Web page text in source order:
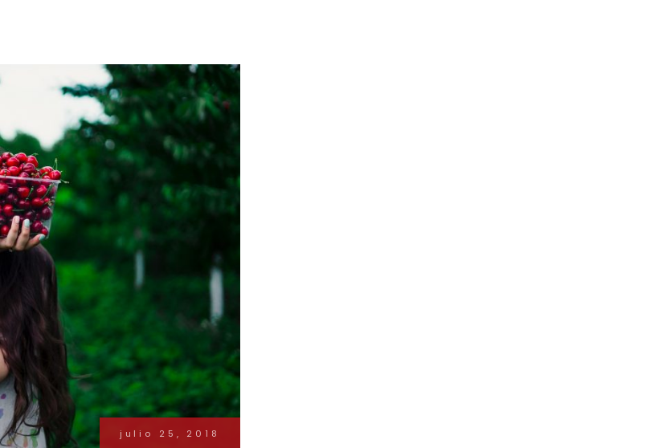
julio 25, 2018